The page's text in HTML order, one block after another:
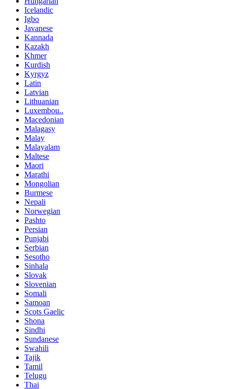
Icelandic
Igbo
Javanese
Kannada
Kazakh
Khmer
Kurdish
Kyrgyz
Latin
Latvian
Lithuanian
Luxembou..
Macedonian
Malagasy
Malay
Malayalam
Maltese
Maori
Marathi
Mongolian
Burmese
Nepali
Norwegian
Pashto
Persian
Punjabi
Serbian
Sesotho
Sinhala
Slovak
Slovenian
Somali
Samoan
Scots Gaelic
Shona
Sindhi
Sundanese
Swahili
Tajik
Tamil
Telugu
Thai